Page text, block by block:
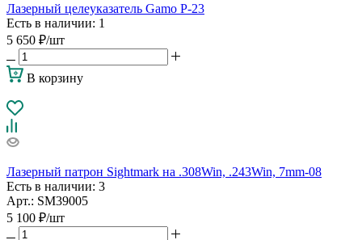
Лазерный целеуказатель Gamo P-23
Есть в наличии: 1
5 650 ₽/шт
В корзину
Лазерный патрон Sightmark на .308Win, .243Win, 7mm-08
Есть в наличии: 3
Арт.: SM39005
5 100 ₽/шт